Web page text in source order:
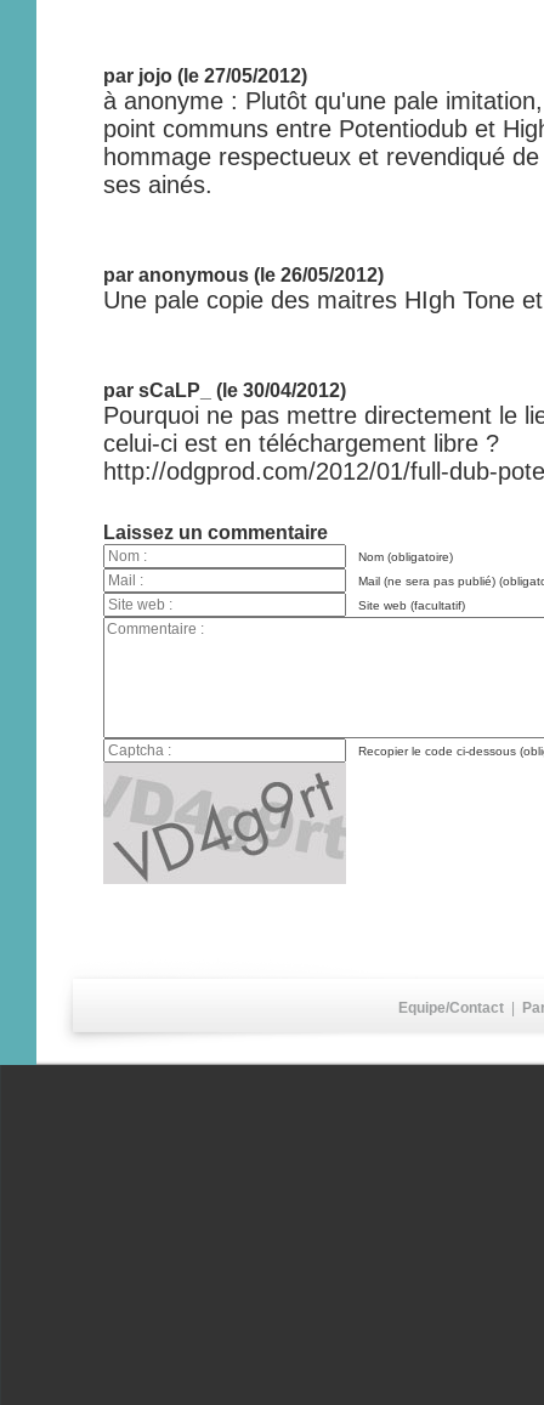
par jojo (le 27/05/2012)
à anonyme : Plutôt qu'une pale
point communs entre Potentiodub et
hommage respectueux et revendiqué
ses ainés.
par anonymous (le 26/05/2012)
Une pale copie des maitres HIgh Tone
par sCaLP_ (le 30/04/2012)
Pourquoi ne pas mettre directement le
celui-ci est en téléchargement libre ?
http://odgprod.com/2012/01/full-dub-
Laissez un commentaire
Nom (obligatoire)
Mail (ne sera pas publié)
Site web (facultatif)
Recopier le code ci-dessous
Equipe/Contact